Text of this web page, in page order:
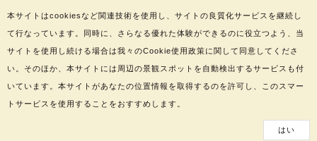
本サイトはcookiesなど関連技術を使用し、サイトの良質化サービスを継続し
て行なっています。同時に、さらなる優れた体験ができるのに役立つよう、当
サイトを使用し続ける場合は我々のCookie使用政策に関して同意してくださ
い。そのほか、本サイトには周辺の景観スポットを自動検出するサービスも付
いています。本サイトがあなたの位置情報を取得するのを許可し、このスマー
トサービスを使用することをおすすめします。
はい